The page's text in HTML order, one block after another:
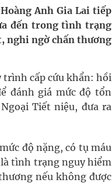
Anh Gia Lai tiếp
đến trong tình trạng
nghi ngờ chấn thương
trình cấp cứu khẩn: hồi
đánh giá mức độ tổn
Tiết niệu, đưa ra
độ nặng, có tụ máu
tình trạng nguy hiểm
nếu không được